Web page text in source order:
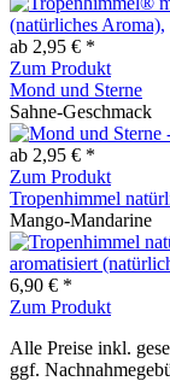
ab 2,95 € *
Zum Produkt
Mond und Sterne
Sahne-Geschmack
ab 2,95 € *
Zum Produkt
Tropenhimmel
Mango-Mandarine
6,90 € *
Zum Produkt
Alle Preise inkl.
ggf.